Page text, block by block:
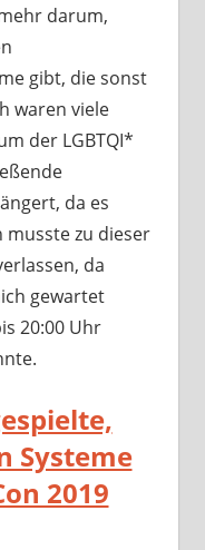
darum,
gibt, die sonst
waren viele
der LGBTQI*
da es
musste zu dieser
da
gewartet
20:00 Uhr
Systeme
2019